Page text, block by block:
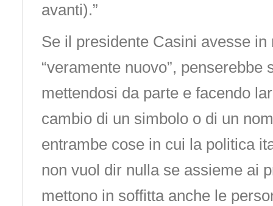
avanti).”
Se il presidente Casini avesse
“veramente nuovo”, penserebbe
mettendosi da parte e facendo
cambio di un simbolo o di un
entrambe cose in cui la politica
non vuol dir nulla se assieme ai
mettono in soffitta anche le